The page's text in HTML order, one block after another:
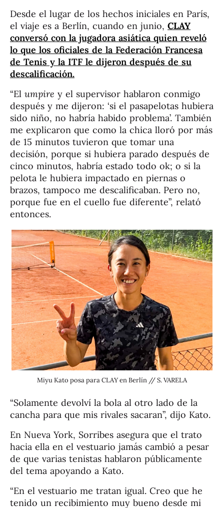
Desde el lugar de los hechos iniciales en París,
el viaje es a Berlín, cuando en junio, CLAY
conversó con la jugadora asiática quien reveló
lo que los oficiales de la Federación Francesa
de Tenis y la ITF le dijeron después de su
descalificación.
“El umpire y el supervisor hablaron conmigo
después y me dijeron: ‘si el pasapelotas hubiera
sido niño, no habría habido problema’. También
me explicaron que como la chica lloró por más
de 15 minutos tuvieron que tomar una
decisión, porque si hubiera parado después de
cinco minutos, habría estado todo ok; o si la
pelota le hubiera impactado en piernas o
brazos, tampoco me descalificaban. Pero no,
porque fue en el cuello fue diferente”, relató
entonces.
Miyu Kato posa para CLAY en Berlín // S. VARELA
“Solamente devolví la bola al otro lado de la
cancha para que mis rivales sacaran”, dijo Kato.
En Nueva York, Sorribes asegura que el trato
hacia ella en el vestuario jamás cambió a pesar
de que varias tenistas hablaron públicamente
del tema apoyando a Kato.
“En el vestuario me tratan igual. Creo que he
tenido un recibimiento muy bueno desde mi